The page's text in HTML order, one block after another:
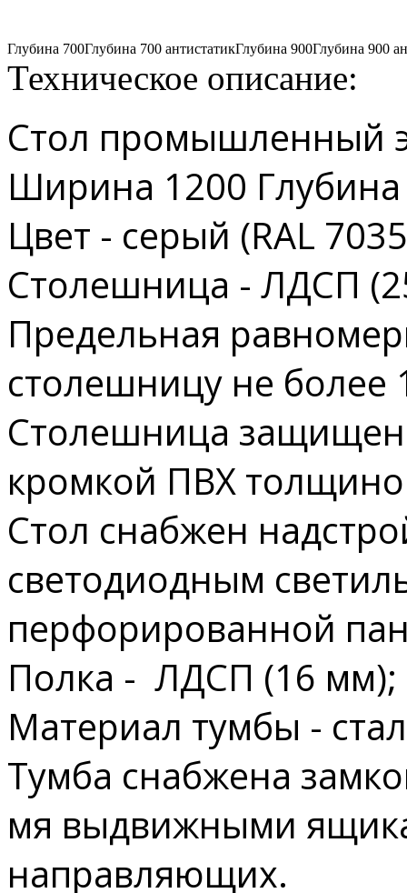
Глубина 700Глубина 700 антистатикГлубина 900Глубина 900
Техническое описание:
Стол промышленный
Ширина 1200
Цвет - серый (RAL
Столешница - ЛДСП
Предельная
столешницу не более
Столешница
кромкой ПВХ
Стол снабжен
светодиодным
перфорированной
Полка - ЛДСП (16 мм);
Материал тумбы -
Тумба снабжена
мя выдвижными
направляющих.